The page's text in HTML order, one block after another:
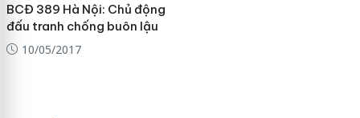
BCĐ 389 Hà Nội: Chủ động
đấu tranh chống buôn lậu
10/05/2017